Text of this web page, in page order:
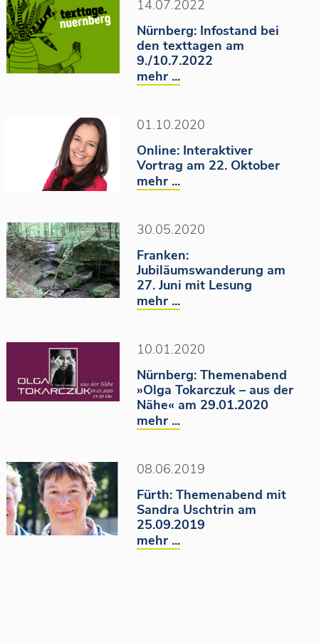
Jahresthema
FILTER ZURÜCKSETZEN
14.07.2022
Nürnberg: Infostand bei
den texttagen am
9./10.7.2022
mehr ...
01.10.2020
Online: Interaktiver
Vortrag am 22. Oktober
mehr ...
30.05.2020
Franken:
Jubiläumswanderung am
27. Juni mit Lesung
mehr ...
10.01.2020
Nürnberg: Themenabend
»Olga Tokarczuk – aus der
Nähe« am 29.01.2020
mehr ...
08.06.2019
Fürth: Themenabend mit
Sandra Uschtrin am
25.09.2019
mehr ...